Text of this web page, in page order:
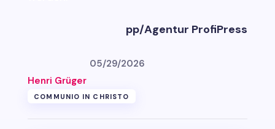
pp/Agentur ProfiPress
Henri Grüger
05/29/2026
COMMUNIO IN CHRISTO